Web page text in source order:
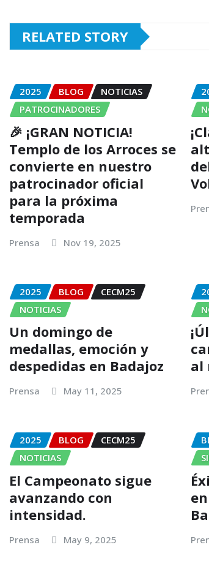
RELATED STORY
2025 BLOG
NOTICIAS
PATROCINADORES
🎉 ¡GRAN NOTICIA!
Templo de los Arroces se
convierte en nuestro
patrocinador oficial
para la próxima
temporada
Prensa Nov 19, 2025
2025 BLOG
CECM25
NOTICIAS
Un domingo de
medallas, emoción y
despedidas en Badajoz
Prensa May 11, 2025
al
2025 BLOG
CECM25
NOTICIAS
El Campeonato sigue
avanzando con
intensidad.
Prensa May 9, 2025